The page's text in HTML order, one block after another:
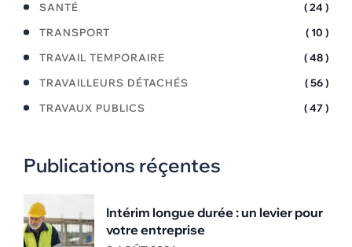
SANTÉ
( 24 )
TRANSPORT
( 10 )
TRAVAIL TEMPORAIRE
( 48 )
TRAVAILLEURS DÉTACHÉS
( 56 )
TRAVAUX PUBLICS
( 47 )
Publications réçentes
Intérim longue durée : un levier pour
votre entreprise